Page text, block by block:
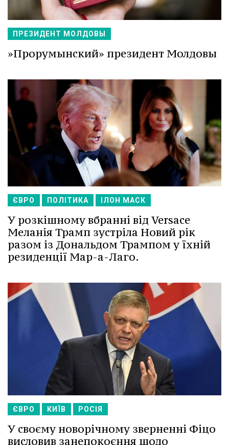
ПРЕЗИДЕНТ МОЛДОВЫ
»Прорумынский» президент Молдовы
ЄВРО ПОЛІТИКА ІЛОН МАСК
У розкішному вбранні від Versace
Меланія Трамп зустріла Новий рік
разом із Дональдом Трампом у їхній
резиденції Мар-а-Лаго.
ЄВРО КИЇВ РОСІЯ
У своєму новорічному зверненні Фіцо
висловив занепокоєння щодо